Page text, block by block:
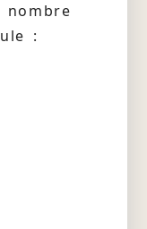
nombre
: